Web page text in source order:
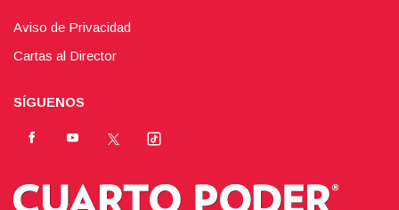
Aviso de Privacidad
Cartas al Director
SÍGUENOS